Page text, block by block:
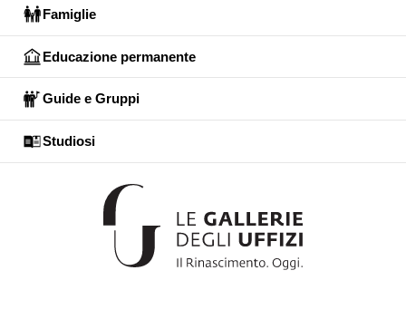
Famiglie
Educazione permanente
Guide e Gruppi
Studiosi